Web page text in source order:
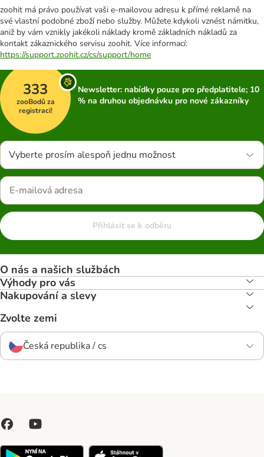
zoohit má právo používat vaši e-mailovou adresu k přímé reklamě na
své vlastní podobné zboží nebo služby. Můžete kdykoli vznést námitku,
aniž by vám vznikly jakékoli náklady kromě základních nákladů za
kontakt zákaznického servisu zoohit. Více informací:
https://support.zoohit.cz/cs/support/home
333
zooBodů za
registraci!
Newsletter: nabídky pouze pro předplatitele; 10
% na druhou objednávku pro nové zákazníky
Vyberte prosím alespoň jednu možnost
Přihlásit se k odběru
O nás a našich službách
Výhody pro vás
Nakupování a slevy
Zvolte zemi
Česká republika / cs